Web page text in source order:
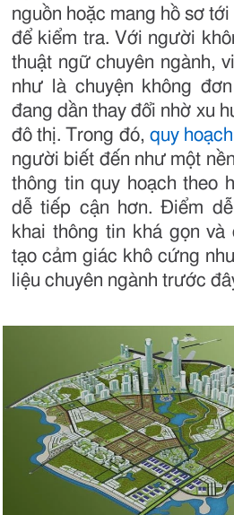
nguồn hoặc mang hồ sơ
để kiểm tra. Với người
thuật ngữ chuyên ngành,
như là chuyện không
đang dần thay đổi nhờ xu
đô thị. Trong đó, quy
người biết đến như một
thông tin quy hoạch theo
dễ tiếp cận hơn. Điểm
khai thông tin khá gọn và
tạo cảm giác khô cứng
liệu chuyên ngành trước